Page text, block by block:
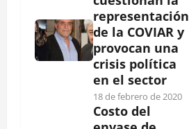
representación
de la COVIAR y
provocan una
crisis política
en el sector
18 de febrero de 2020
Costo del